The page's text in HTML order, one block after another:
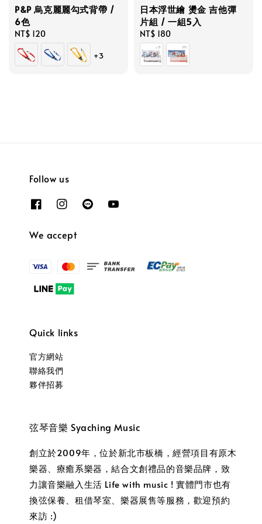
P&P 烏克麗麗勾式背帶 /
6色
Regular
price
NT$ 120
+3
日本浮世繪 燙金 吉他彈
片組 / 一組5入
Regular
price
NT$ 180
Follow us
We accept
Quick links
官方網站
聯絡我們
夥伴招募
弦琴音樂 Syaching Music
創立於2009年，位於新北市板橋，經營項目有原木
樂器、療癒系樂器，結合文創禮品的音樂品牌，致
力讓音樂融入生活 Life with music ! 實體門市也有
換弦保養、租借琴室、樂器展售等服務，歡迎預約
來訪 :)